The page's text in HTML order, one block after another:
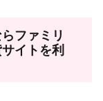
ファミリ
イトを利